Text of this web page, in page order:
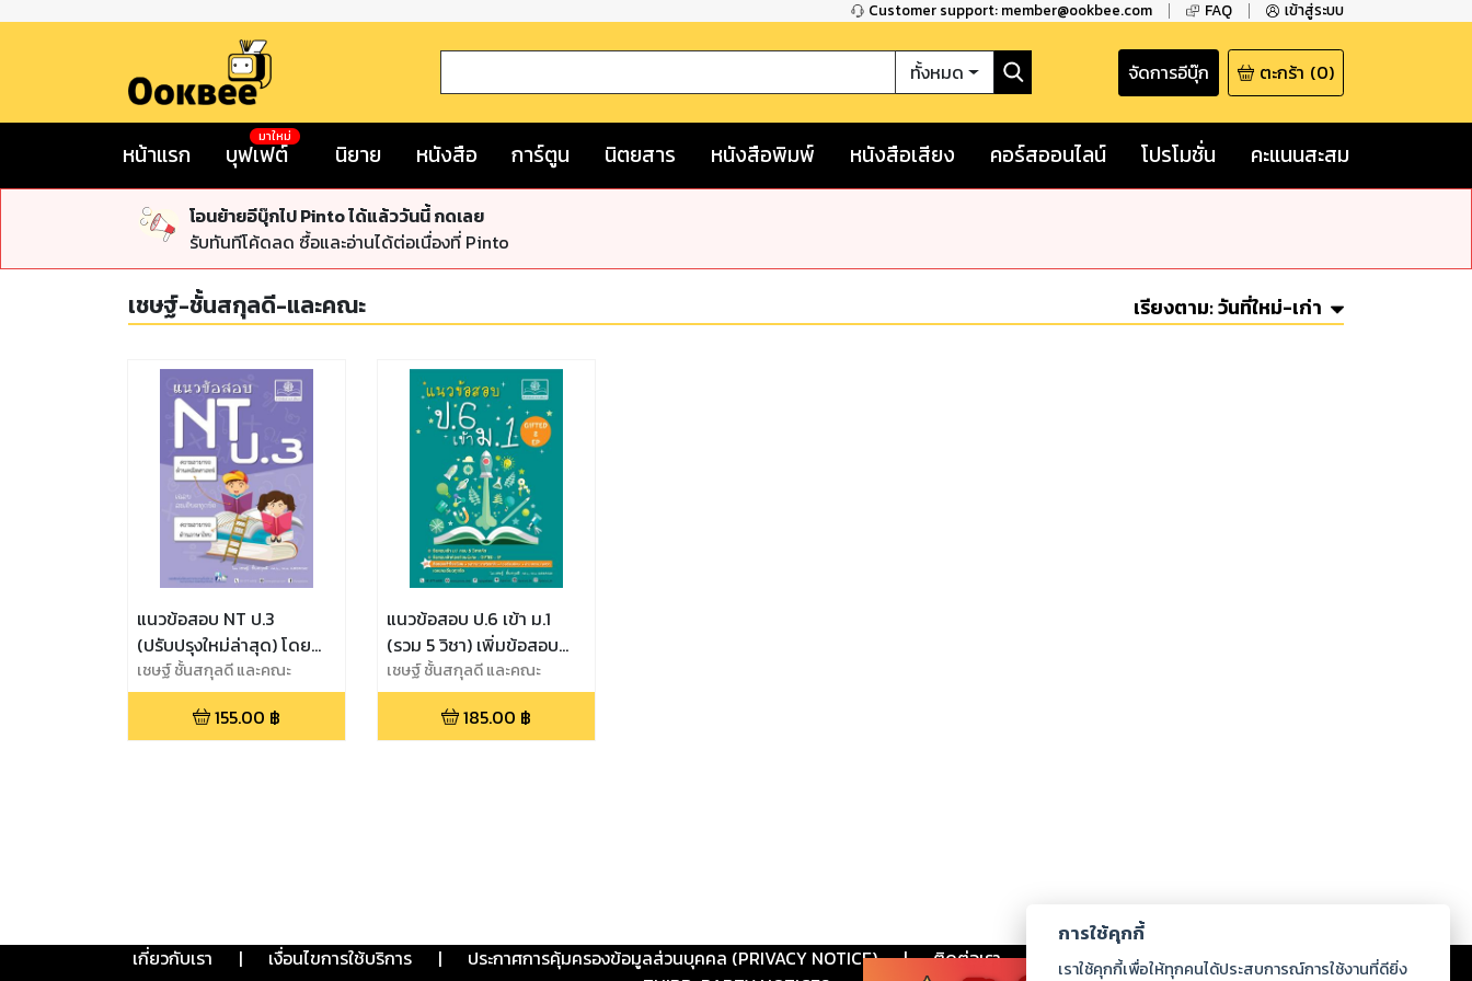
Customer support: member@ookbee.com FAQ เข้าสู่ระบบ
ทั้งหมด จัดการอีบุ๊ก ตะกร้า (0)
หน้าแรก บุฟเฟต์
มาใหม่
นิยาย หนังสือ การ์ตูน นิตยสาร หนังสือพิมพ์ หนังสือเสียง คอร์สออนไลน์ โปรโมชั่น คะแนนสะสม
โอนย้ายอีบุ๊กไป Pinto ได้แล้ววันนี้ กดเลย
รับทันทีโค้ดลด ซื้อและอ่านได้ต่อเนื่องที่ Pinto
เชษฐ์-ชั้นสกุลดี-และคณะ เรียงตาม:วันที่ใหม่-เก่า
แนวข้อสอบ NT ป.3
(ปรับปรุงใหม่ล่าสุด) โดย
พ.ศ. พัฒนา
เชษฐ์ ชั้นสกุลดี และคณะ
155.00 ฿
แนวข้อสอบ ป.6 เข้า ม.1
(รวม 5 วิชา) เพิ่มข้อสอบ
Gifted / EP โดย
พ.ศ.พัฒนา
เชษฐ์ ชั้นสกุลดี และคณะ
185.00 ฿
เกี่ยวกับเรา | เงื่อนไขการใช้บริการ | ประกาศการคุ้มครองข้อมูลส่วนบุคคล (PRIVACY NOTICE) | ติดต่อเรา ร่วมงานกับเรา ดาวน์โหลด
การใช้คุกกี้
เราใช้คุกกี้เพื่อให้ทุกคนได้ประสบการณ์การใช้งานที่ดียิ่ง